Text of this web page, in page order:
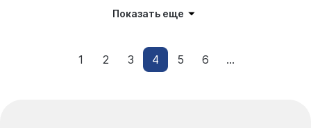
Показать еще
1 2 3 4 5 6 ...